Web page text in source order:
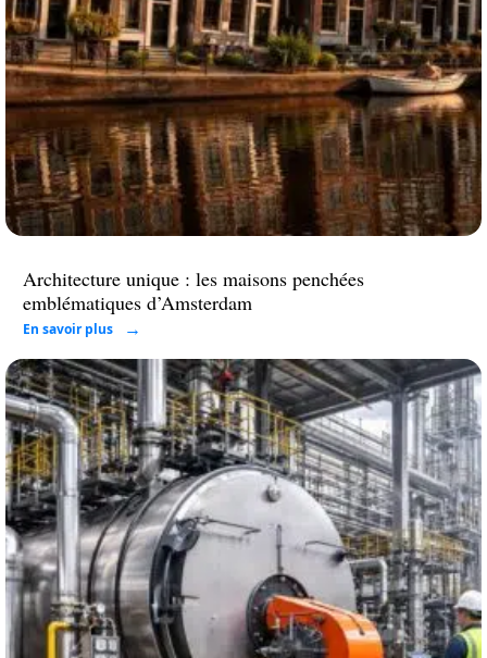
Architecture unique : les maisons penchées
emblématiques d’Amsterdam
En savoir plus